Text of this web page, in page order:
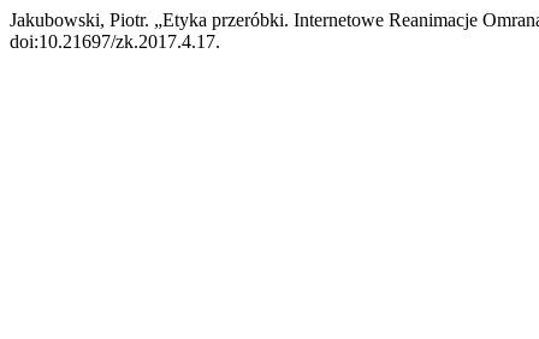
Jakubowski, Piotr. „Etyka przeróbki. Internetowe Reanimacje
doi:10.21697/zk.2017.4.17.